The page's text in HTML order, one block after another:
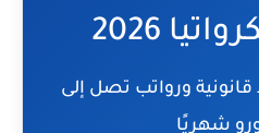
2026
ورواتب تصل إلى